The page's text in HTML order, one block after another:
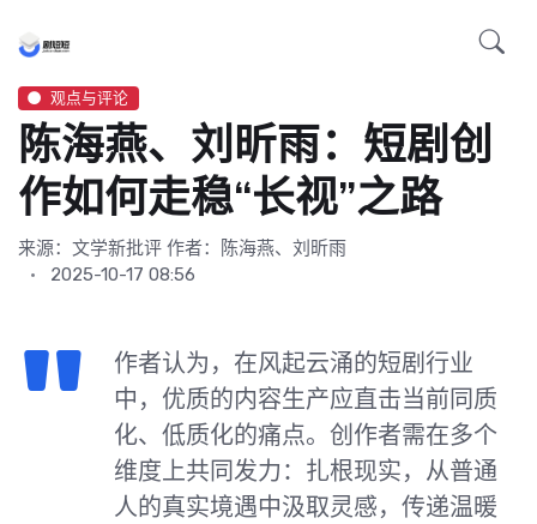
观点与评论
陈海燕、刘昕雨：短剧创
作如何走稳“长视”之路
来源：文学新批评 作者：陈海燕、刘昕雨
2025-10-17 08:56
作者认为，在风起云涌的短剧行业
中，优质的内容生产应直击当前同质
化、低质化的痛点。创作者需在多个
维度上共同发力：扎根现实，从普通
人的真实境遇中汲取灵感，传递温暖